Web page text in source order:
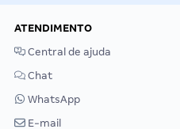
ATENDIMENTO
Central de ajuda
Chat
WhatsApp
E-mail